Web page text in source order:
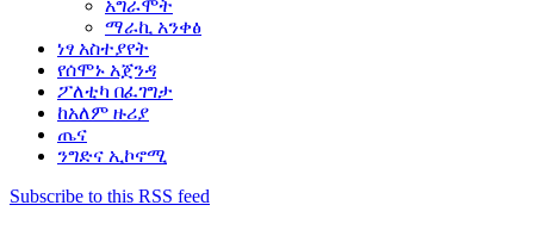
አግራሞት
ማራኪ አንቀፅ
ነፃ አስተያየት
የሰሞኑ አጀንዳ
ፖለቲካ በፈገግታ
ከአለም ዙሪያ
ጤና
ንግድና ኢኮኖሚ
Subscribe to this RSS feed